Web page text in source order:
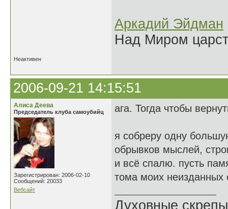
Аркадий Эйдман
Над Миром
Неактивен
2006-09-21 14:15:51
Алиса Деева
Председатель клуба самоубийц
Зарегистрирован: 2006-02-10
Сообщений: 20033
Вебсайт
ага. Тогда чтобы
я собреру одну
обрывков мыслей,
и всё спалю. пусть
тома моих неизданных
Духовные